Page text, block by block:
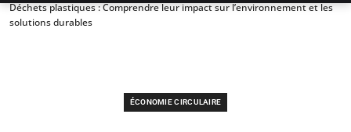
Déchets plastiques : Comprendre leur impact sur l’environnement et les
solutions durables
ÉCONOMIE CIRCULAIRE